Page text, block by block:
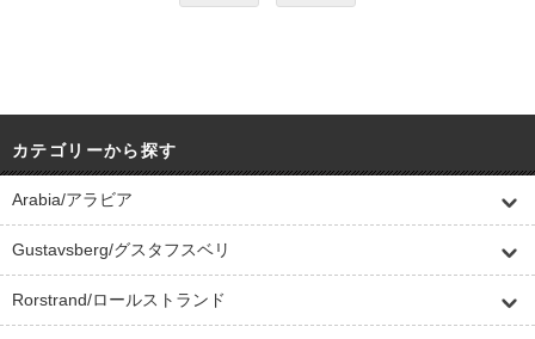
カテゴリーから探す
Arabia/アラビア
Gustavsberg/グスタフスベリ
Rorstrand/ロールストランド